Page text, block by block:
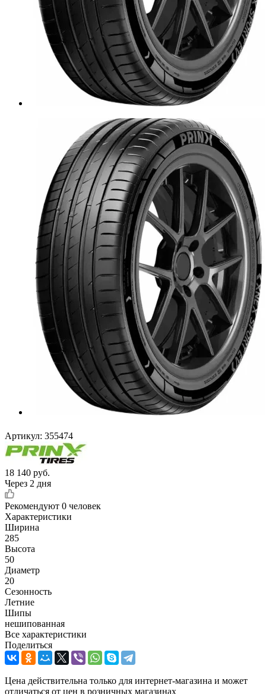
Артикул: 355474
18 140 руб.
Через 2 дня
Рекомендуют 0 человек
Характеристики
Ширина
285
Высота
50
Диаметр
20
Сезонность
Летние
Шипы
нешипованная
Все характеристики
Поделиться
Цена действительна только для интернет-магазина и может
отличаться от цен в розничных магазинах